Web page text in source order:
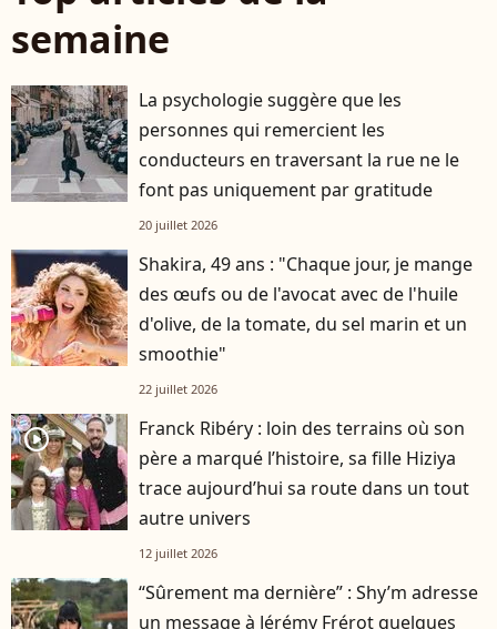
semaine
La psychologie suggère que les
personnes qui remercient les
conducteurs en traversant la rue ne le
font pas uniquement par gratitude
20 juillet 2026
Shakira, 49 ans : "Chaque jour, je mange
des œufs ou de l'avocat avec de l'huile
d'olive, de la tomate, du sel marin et un
smoothie"
22 juillet 2026
player2
Franck Ribéry : loin des terrains où son
père a marqué l’histoire, sa fille Hiziya
trace aujourd’hui sa route dans un tout
autre univers
12 juillet 2026
“Sûrement ma dernière” : Shy’m adresse
un message à Jérémy Frérot quelques